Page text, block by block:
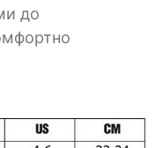
до